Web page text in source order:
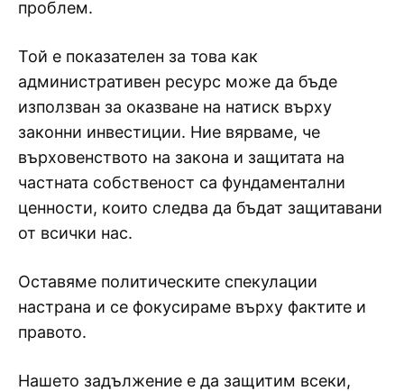
проблем.
Той е показателен за това как
административен ресурс може да бъде
използван за оказване на натиск върху
законни инвестиции. Ние вярваме, че
върховенството на закона и защитата на
частната собственост са фундаментални
ценности, които следва да бъдат защитавани
от всички нас.
Оставяме политическите спекулации
настрана и се фокусираме върху фактите и
правото.
Нашето задължение е да защитим всеки,